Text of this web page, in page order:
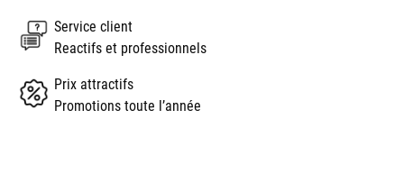
Service client
Reactifs et professionnels
Prix attractifs
Promotions toute l’année